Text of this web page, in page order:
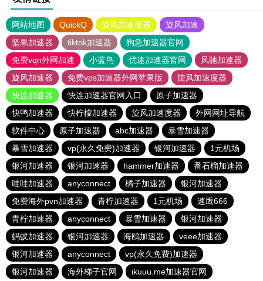
网站地图 QuickQ 旋风加速度器
旋风加速
坚果加速器
tiktok加速器
狗急加速器官网
免费vqn外网加速
小蓝鸟 优途加速器官网
风驰加速器
旋风加速器
免费vps加速器外网苹果版
旋风加速度器
快连加速器
快连加速器官网入口
原子加速器
快鸭加速器
快柠檬加速器 旋风加速度器
外网网址导航
软件中心
原子加速器 abc加速器
暴雪加速器
暴雪加速器
vp(永久免费)加速器 银河加速器
1元机场
银河加速器
银河加速器 hammer加速器
番石榴加速器
哇哇加速器
anyconnect 橘子加速器
银河加速器
免费海外pvn加速器
青柠加速器 1元机场
速鹰666
青柠加速器
anyconnect 暴雪加速器
银河加速器
蚂蚁加速器
银河加速器 海鸥加速器
veee加速器
银河加速器
anyconnect
vp(永久免费)加速器
银河加速器
海外梯子官网 ikuuu.me加速器官网